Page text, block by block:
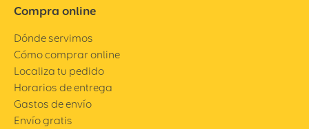
Compra online
Dónde servimos
Cómo comprar online
Localiza tu pedido
Horarios de entrega
Gastos de envío
Envío gratis